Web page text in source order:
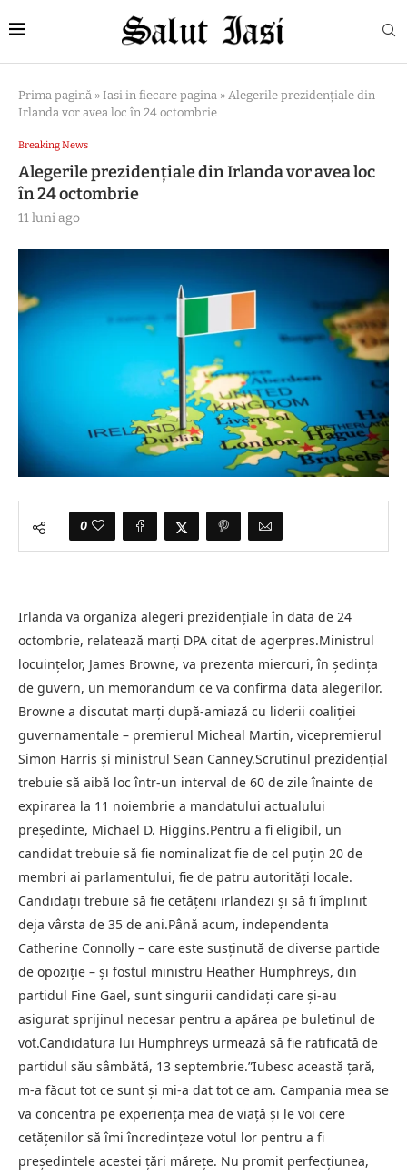
Prima pagină » Iasi in fiecare pagina » Alegerile prezidenţiale din
Irlanda vor avea loc în 24 octombrie
Breaking News
Alegerile prezidenţiale din Irlanda vor avea loc
în 24 octombrie
11 luni ago
0
Irlanda va organiza alegeri prezidenţiale în data de 24
octombrie, relatează marţi DPA citat de agerpres.Ministrul
locuinţelor, James Browne, va prezenta miercuri, în şedinţa
de guvern, un memorandum ce va confirma data alegerilor.
Browne a discutat marţi după-amiază cu liderii coaliţiei
guvernamentale – premierul Micheal Martin, vicepremierul
Simon Harris şi ministrul Sean Canney.Scrutinul prezidenţial
trebuie să aibă loc într-un interval de 60 de zile înainte de
expirarea la 11 noiembrie a mandatului actualului
preşedinte, Michael D. Higgins.Pentru a fi eligibil, un
candidat trebuie să fie nominalizat fie de cel puţin 20 de
membri ai parlamentului, fie de patru autorităţi locale.
Candidaţii trebuie să fie cetăţeni irlandezi şi să fi împlinit
deja vârsta de 35 de ani.Până acum, independenta
Catherine Connolly – care este susţinută de diverse partide
de opoziţie – şi fostul ministru Heather Humphreys, din
partidul Fine Gael, sunt singurii candidaţi care şi-au
asigurat sprijinul necesar pentru a apărea pe buletinul de
vot.Candidatura lui Humphreys urmează să fie ratificată de
partidul său sâmbătă, 13 septembrie.”Iubesc această ţară,
m-a făcut tot ce sunt şi mi-a dat tot ce am. Campania mea se
va concentra pe experienţa mea de viaţă şi le voi cere
cetăţenilor să îmi încredinţeze votul lor pentru a fi
preşedintele acestei ţări măreţe. Nu promit perfecţiunea,